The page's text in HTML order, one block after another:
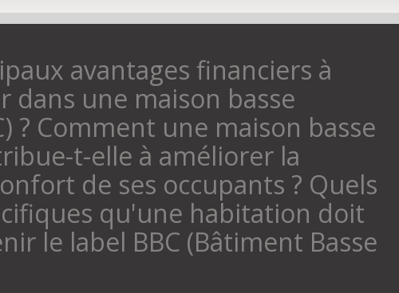
avantages financiers à
dans une maison basse
? Comment une maison basse
t-elle à améliorer la
de ses occupants ? Quels
qu'une habitation doit
le label BBC (Bâtiment Basse